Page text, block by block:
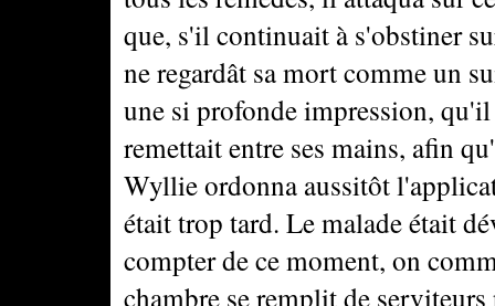
que, s'il continuait à s'obstiner
ne regardât sa mort comme un
une si profonde impression,
remettait entre ses mains, afin
Wyllie ordonna aussitôt
était trop tard. Le malade était
compter de ce moment, on
chambre se remplit de